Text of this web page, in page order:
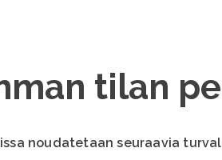
tilan
noudatetaan seuraavia